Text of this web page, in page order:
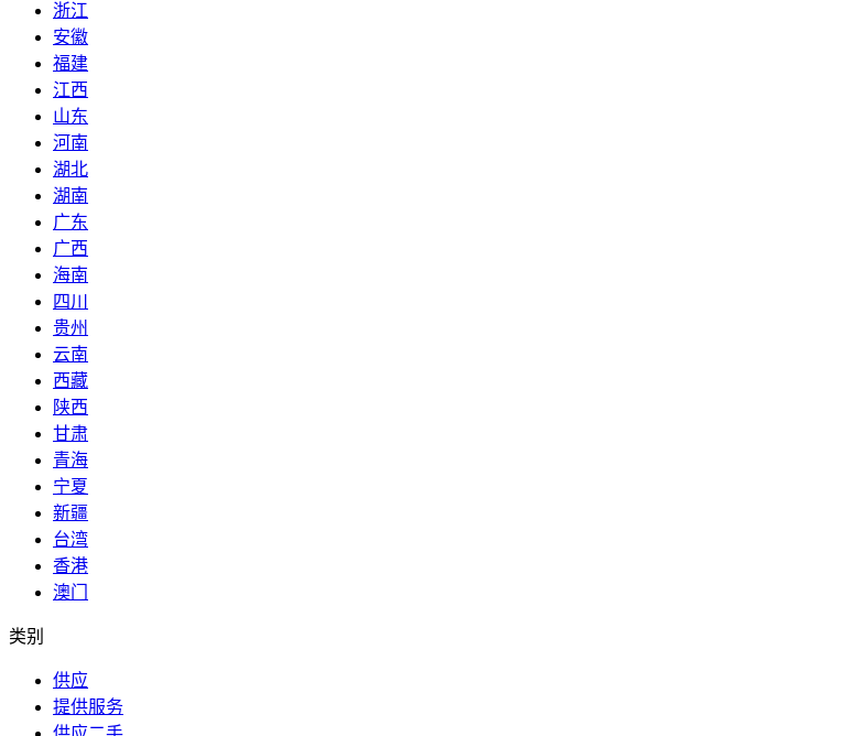
浙江
安徽
福建
江西
山东
河南
湖北
湖南
广东
广西
海南
四川
贵州
云南
西藏
陕西
甘肃
青海
宁夏
新疆
台湾
香港
澳门
类别
供应
提供服务